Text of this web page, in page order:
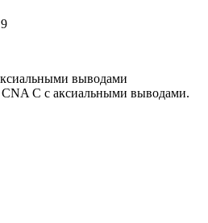
выводами
C с аксиальными выводами.